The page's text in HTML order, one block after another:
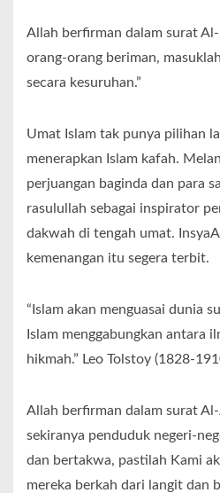
Allah berfirman dalam surat
orang-orang beriman,
secara kesuruhan.”
Umat Islam tak punya pilihan
menerapkan Islam kafah.
perjuangan baginda dan para
rasulullah sebagai inspirator
dakwah di tengah umat.
kemenangan itu segera terbit.
“Islam akan menguasai dunia
Islam menggabungkan antara
hikmah.” Leo Tolstoy (1828-
Allah berfirman dalam surat Al-
sekiranya penduduk negeri-
dan bertakwa, pastilah Kami
mereka berkah dari langit dan